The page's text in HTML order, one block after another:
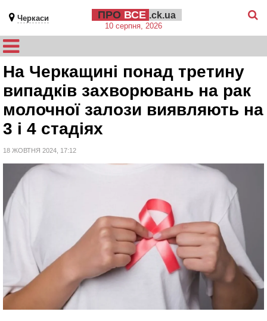
Черкаси ПРО ВСЕ .ck.ua
10 серпня, 2026
На Черкащині понад третину
випадків захворювань на рак
молочної залози виявляють на
3 і 4 стадіях
18 ЖОВТНЯ 2024, 17:12